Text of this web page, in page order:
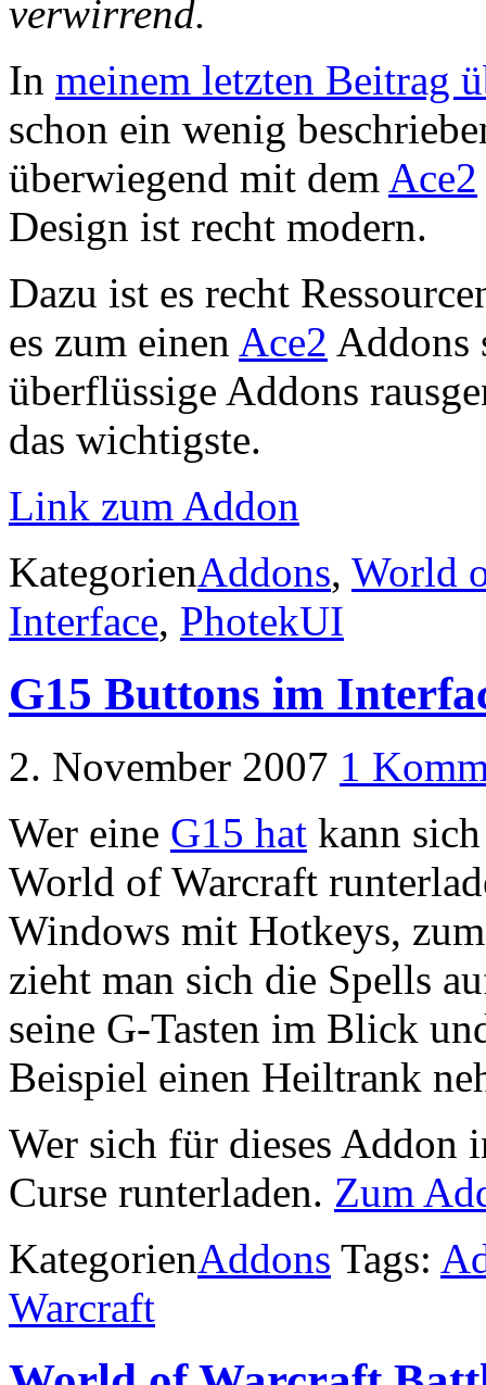
verwirrend.
In meinem letzten Beitrag
schon ein wenig
überwiegend mit dem Ace2
Design ist recht modern.
Dazu ist es recht
es zum einen Ace2 Addons
überflüssige Addons
das wichtigste.
Link zum Addon
KategorienAddons, World
Interface, PhotekUI
G15 Buttons im
2. November 2007 1
Wer eine G15 hat kann
World of Warcraft
Windows mit Hotkeys,
zieht man sich die Spells
seine G-Tasten im Blick
Beispiel einen Heiltrank
Wer sich für dieses Addon
Curse runterladen. Zum
KategorienAddons Tags:
Warcraft